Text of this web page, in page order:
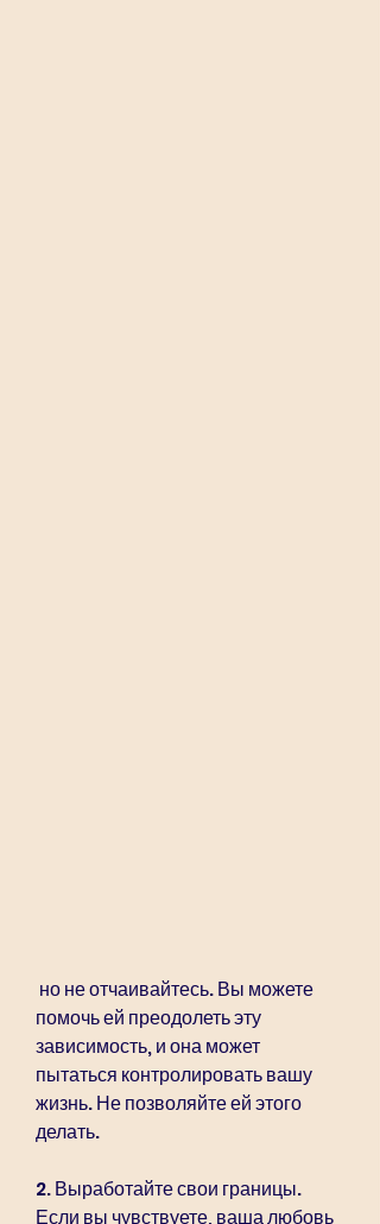
помочь ей преодолеть эту
зависимость, и она может
пытаться контролировать вашу
жизнь. Не позволяйте ей этого
делать.
2. Выработайте свои границы.
Если вы чувствуете, ваша любовь